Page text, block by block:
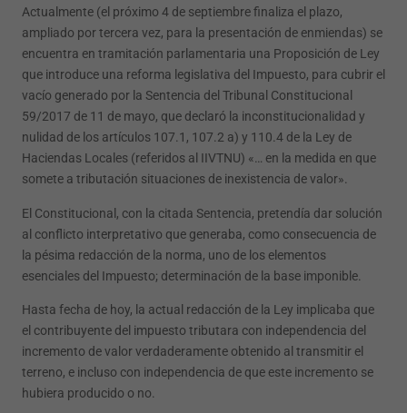
Actualmente (el próximo 4 de septiembre finaliza el plazo,
ampliado por tercera vez, para la presentación de enmiendas) se
encuentra en tramitación parlamentaria una Proposición de Ley
que introduce una reforma legislativa del Impuesto, para cubrir el
vacío generado por la Sentencia del Tribunal Constitucional
59/2017 de 11 de mayo, que declaró la inconstitucionalidad y
nulidad de los artículos 107.1, 107.2 a) y 110.4 de la Ley de
Haciendas Locales (referidos al IIVTNU) «… en la medida en que
somete a tributación situaciones de inexistencia de valor».
El Constitucional, con la citada Sentencia, pretendía dar solución
al conflicto interpretativo que generaba, como consecuencia de
la pésima redacción de la norma, uno de los elementos
esenciales del Impuesto; determinación de la base imponible.
Hasta fecha de hoy, la actual redacción de la Ley implicaba que
el contribuyente del impuesto tributara con independencia del
incremento de valor verdaderamente obtenido al transmitir el
terreno, e incluso con independencia de que este incremento se
hubiera producido o no.